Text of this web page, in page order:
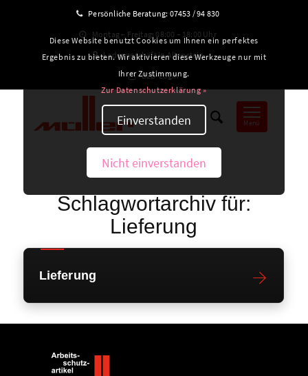
Persönliche Beratung: 07453 / 94 830
Montag – Freitag: 08:00 – 18:00 Uhr
Ladengeschäft in Altensteig
B2B-Login
Menü
Schlagwortarchiv für:
Lieferung
Lieferung
Diese Website benutzt Cookies um Ihnen ein perfektes
Ergebnis zu bieten. Wir aktivieren diese Werkzeuge nur mit
Ihrer Zustimmung.
Zur Datenschutzerklärung »
Einverstanden
Nicht einverstanden